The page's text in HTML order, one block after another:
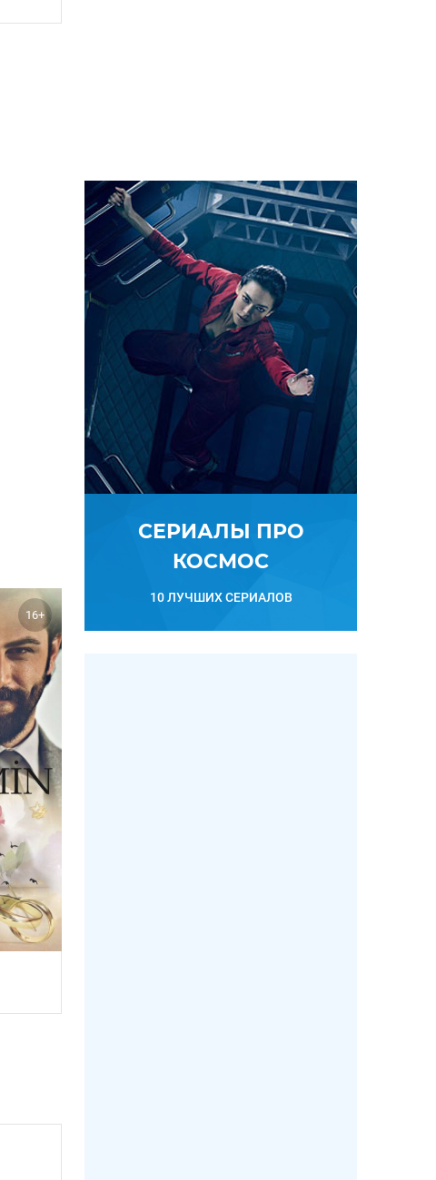
16+
СЕРИАЛЫ ПРО
КОСМОС
10 ЛУЧШИХ СЕРИАЛОВ